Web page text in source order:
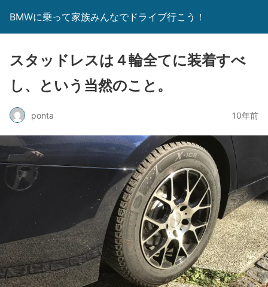
BMWに乗って家族みんなでドライブ行こう！
スタッドレスは４輪全てに装着すべ
し、という当然のこと。
ponta 10年前